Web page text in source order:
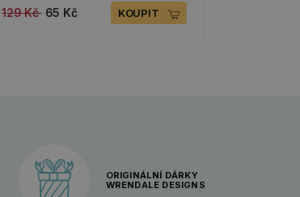
129 Kč 65 Kč KOUPIT
ORIGINÁLNÍ DÁRKY
WRENDALE DESIGNS